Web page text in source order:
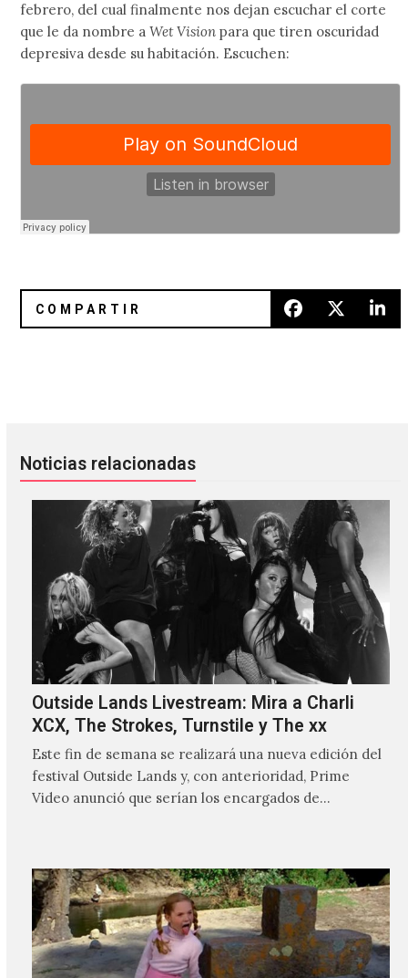
febrero, del cual finalmente nos dejan escuchar el corte
que le da nombre aWet Vision para que tiren oscuridad
depresiva desde su habitación. Escuchen:
Noticias relacionadas
Outside Lands Livestream: Mira a Charli
XCX, The Strokes, Turnstile y The xx
Este fin de semana se realizará una nueva edición del
festival Outside Lands y, con anterioridad, Prime
Video anunció que serían los encargados de